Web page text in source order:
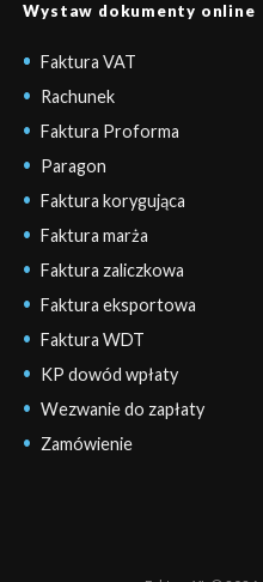
Wystaw dokumenty online
Faktura VAT
Rachunek
Faktura Proforma
Paragon
Faktura korygująca
Faktura marża
Faktura zaliczkowa
Faktura eksportowa
Faktura WDT
KP dowód wpłaty
Wezwanie do zapłaty
Zamówienie